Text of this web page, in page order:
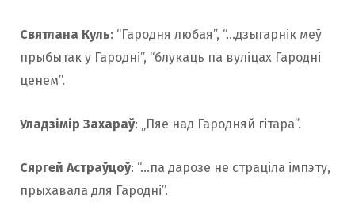
Святлана Куль: “Гародня любая”, “…дзыгарнік меў
прыбытак у Гародні”, “блукаць па вуліцах Гародні
ценем”.
Уладзімір Захараў: „Пяе над Гародняй гітара”.
Сяргей Астраўцоў: “…па дарозе не страціла імпэту,
прыхавала для Гародні”.